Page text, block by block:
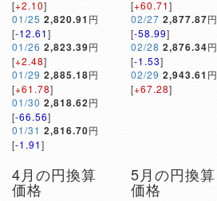
[+2.10]
01/25 2,820.91 円
[-12.61]
01/26 2,823.39円
[+2.48]
01/29 2,885.18円
[+61.78]
01/30 2,818.62円
[-66.56]
01/31 2,816.70円
[-1.91]
[+60.71]
02/27 2,877.87円
[-58.99]
02/28 2,876.34円
[-1.53]
02/29 2,943.61 円
[+67.28]
4月の円換算
価格
5月の円換算
価格